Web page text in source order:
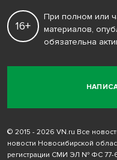
16+
При полном или
материалов,
обязательна
© 2015 - 2026 VN.ru Все
новости Новосибирской
регистрации СМИ ЭЛ № ФС 77-